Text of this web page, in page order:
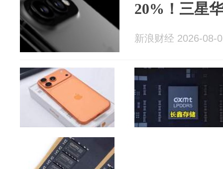
20%！三星
新浪财经 2026-08-